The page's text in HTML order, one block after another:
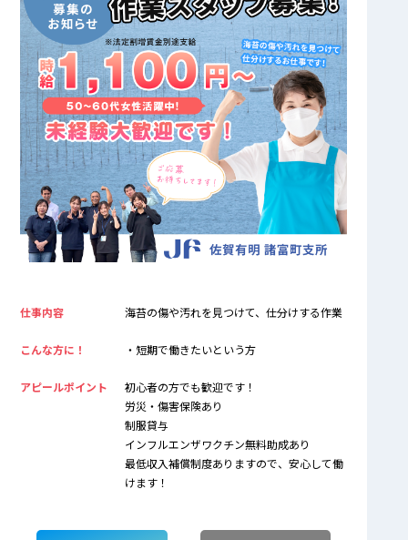
仕事内容 海苔の傷や汚れを見つけて、仕分けする作業
こんな方に！ ・短期で働きたいという方
アピールポイント
初心者の方でも歓迎です！
労災・傷害保険あり
制服貸与
インフルエンザワクチン無料助成あり
最低収入補償制度ありますので、安心して働
けます！